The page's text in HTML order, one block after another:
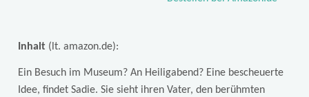
Inhalt (lt. amazon.de):
Ein Besuch im Museum? An Heiligabend? Eine bescheuerte
Idee, findet Sadie. Sie sieht ihren Vater, den berühmten